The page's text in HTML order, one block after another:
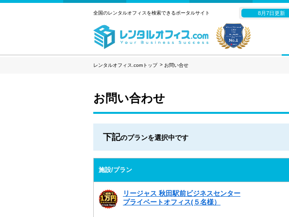
全国のレンタルオフィスを検索できるポータルサイト 8月7日更新
レンタルオフィス.comトップ お問い合せ
お問い合わせ
下記のプランを選択中です
施設/プラン
リージャス 秋田駅前ビジネスセンター
プライベートオフィス(５名様）